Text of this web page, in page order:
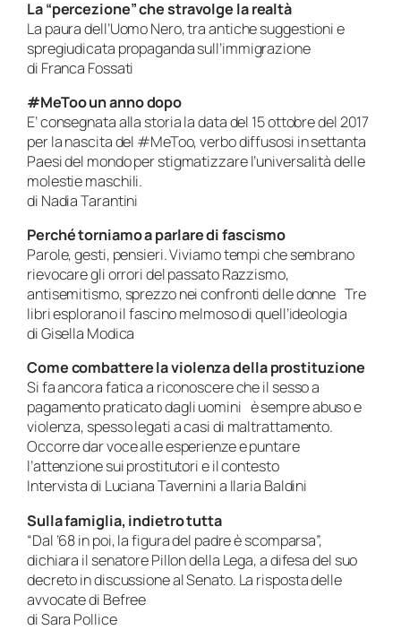
La “percezione” che stravolge la realtà
La paura dell’Uomo Nero, tra antiche suggestioni e
spregiudicata propaganda sull’immigrazione
di Franca Fossati
#MeTooun anno dopo
E’ consegnata alla storia la data del 15 ottobre del 2017
per la nascita del #MeToo, verbo diffusosi in settanta
Paesi del mondo per stigmatizzare l’universalità delle
molestie maschili.
di Nadia Tarantini
Perché torniamo a parlare di fascismo
Parole, gesti, pensieri. Viviamo tempi che sembrano
rievocare gli orrori del passato Razzismo,
antisemitismo, sprezzo nei confronti delle donne Tre
libri esplorano il fascino melmoso di quell’ideologia
di Gisella Modica
Come combattere la violenza della prostituzione
Si fa ancora fatica a riconoscere che il sesso a
pagamento praticato dagli uomini è sempre abuso e
violenza, spesso legati a casi di maltrattamento.
Occorre dar voce alle esperienze e puntare
l’attenzione sui prostitutori e il contesto
Intervista di Luciana Tavernini a Ilaria Baldini
Sulla famiglia, indietro tutta
“Dal ’68 in poi, la figura del padre è scomparsa”,
dichiara il senatore Pillon della Lega, a difesa del suo
decreto in discussione al Senato. La risposta delle
avvocate di Befree
di Sara Pollice